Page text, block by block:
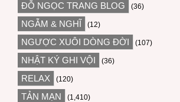
ĐỖ NGỌC TRANG BLOG (36)
NGẪM & NGHĨ (12)
NGƯỢC XUÔI DÒNG ĐỜI (107)
NHẬT KÝ GHI VỘI (36)
RELAX (120)
TẢN MẠN (1,410)